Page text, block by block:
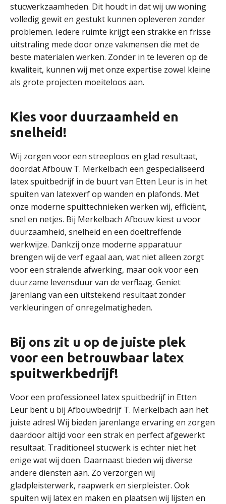
stucwerkzaamheden. Dit houdt in dat wij uw woning
volledig gewit en gestukt kunnen opleveren zonder
problemen. Iedere ruimte krijgt een strakke en frisse
uitstraling mede door onze vakmensen die met de
beste materialen werken. Zonder in te leveren op de
kwaliteit, kunnen wij met onze expertise zowel kleine
als grote projecten moeiteloos aan.
Kies voor duurzaamheid en
snelheid!
Wij zorgen voor een streeploos en glad resultaat,
doordat Afbouw T. Merkelbach een gespecialiseerd
latex spuitbedrijf in de buurt van Etten Leur is in het
spuiten van latexverf op wanden en plafonds. Met
onze moderne spuittechnieken werken wij, efficiënt,
snel en netjes. Bij Merkelbach Afbouw kiest u voor
duurzaamheid, snelheid en een doeltreffende
werkwijze. Dankzij onze moderne apparatuur
brengen wij de verf egaal aan, wat niet alleen zorgt
voor een stralende afwerking, maar ook voor een
duurzame levensduur van de verflaag. Geniet
jarenlang van een uitstekend resultaat zonder
verkleuringen of onregelmatigheden.
Bij ons zit u op de juiste plek
voor een betrouwbaar latex
spuitwerkbedrijf!
Voor een professioneel latex spuitbedrijf in Etten
Leur bent u bij Afbouwbedrijf T. Merkelbach aan het
juiste adres! Wij bieden jarenlange ervaring en zorgen
daardoor altijd voor een strak en perfect afgewerkt
resultaat. Traditioneel stucwerk is echter niet het
enige wat wij doen. Daarnaast bieden wij diverse
andere diensten aan. Zo verzorgen wij
gladpleisterwerk, raapwerk en sierpleister. Ook
spuiten wij latex en maken en plaatsen wij lijsten en